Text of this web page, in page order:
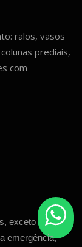
ralos, vasos
prediais,
com
exceto
emergência,